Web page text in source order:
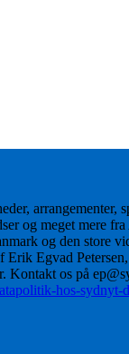
arrangementer,
og meget mere
og den store
Erik Egvad
Kontakt os på
hos-sydnyt-